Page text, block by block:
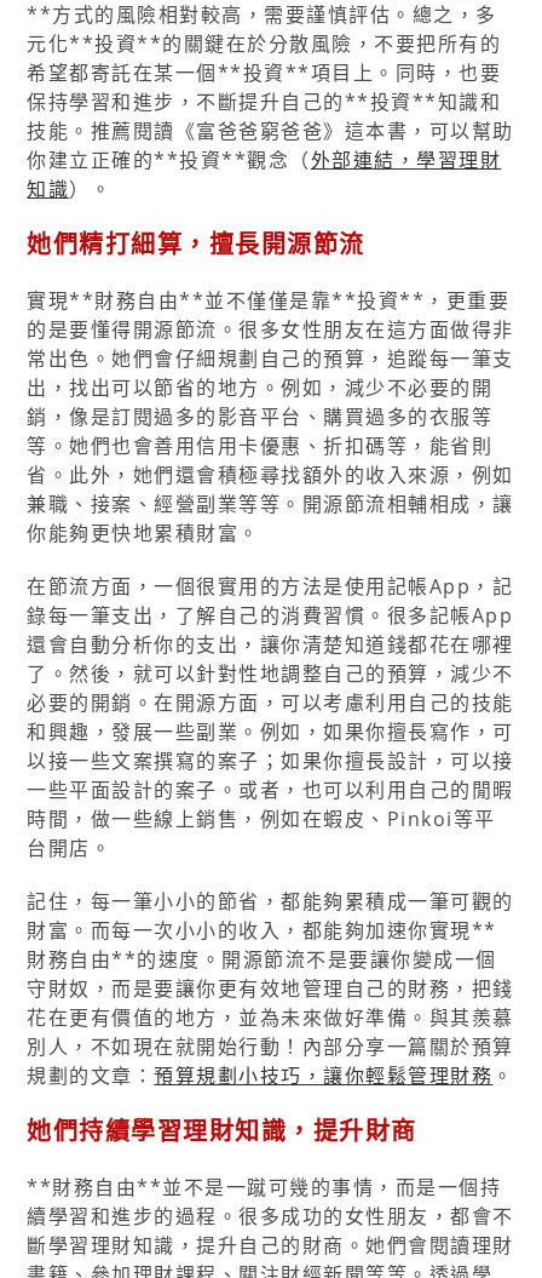
**方式的風險相對較高，需要謹慎評估。總之，多
元化**投資**的關鍵在於分散風險，不要把所有的
希望都寄託在某一個**投資**項目上。同時，也要
保持學習和進步，不斷提升自己的**投資**知識和
技能。推薦閱讀《富爸爸窮爸爸》這本書，可以幫助
你建立正確的**投資**觀念（外部連結，學習理財
知識）。
她們精打細算，擅長開源節流
實現**財務自由**並不僅僅是靠**投資**，更重要
的是要懂得開源節流。很多女性朋友在這方面做得非
常出色。她們會仔細規劃自己的預算，追蹤每一筆支
出，找出可以節省的地方。例如，減少不必要的開
銷，像是訂閱過多的影音平台、購買過多的衣服等
等。她們也會善用信用卡優惠、折扣碼等，能省則
省。此外，她們還會積極尋找額外的收入來源，例如
兼職、接案、經營副業等等。開源節流相輔相成，讓
你能夠更快地累積財富。
在節流方面，一個很實用的方法是使用記帳App，記
錄每一筆支出，了解自己的消費習慣。很多記帳App
還會自動分析你的支出，讓你清楚知道錢都花在哪裡
了。然後，就可以針對性地調整自己的預算，減少不
必要的開銷。在開源方面，可以考慮利用自己的技能
和興趣，發展一些副業。例如，如果你擅長寫作，可
以接一些文案撰寫的案子；如果你擅長設計，可以接
一些平面設計的案子。或者，也可以利用自己的閒暇
時間，做一些線上銷售，例如在蝦皮、Pinkoi等平
台開店。
記住，每一筆小小的節省，都能夠累積成一筆可觀的
財富。而每一次小小的收入，都能夠加速你實現**
財務自由**的速度。開源節流不是要讓你變成一個
守財奴，而是要讓你更有效地管理自己的財務，把錢
花在更有價值的地方，並為未來做好準備。與其羨慕
別人，不如現在就開始行動！內部分享一篇關於預算
規劃的文章：預算規劃小技巧，讓你輕鬆管理財務 。
她們持續學習理財知識，提升財商
**財務自由**並不是一蹴可幾的事情，而是一個持
續學習和進步的過程。很多成功的女性朋友，都會不
斷學習理財知識，提升自己的財商。她們會閱讀理財